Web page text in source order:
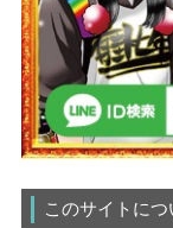
このサイトにつ